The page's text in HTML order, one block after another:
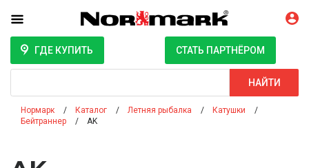
ГДЕ КУПИТЬ СТАТЬ ПАРТНЁРОМ
НАЙТИ
Нормарк Каталог Летняя рыбалка
Катушки
Бейтраннер
AK